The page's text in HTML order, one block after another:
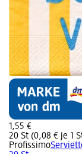
1,55 €
20 St (0,08 € je 1
Profissimo